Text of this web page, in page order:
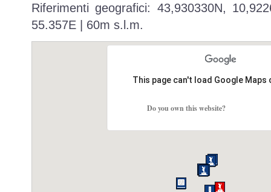
Riferimenti geografici: 43,930330N,
55.357E | 60m s.l.m.
This page can't load Google
Do you own this website?